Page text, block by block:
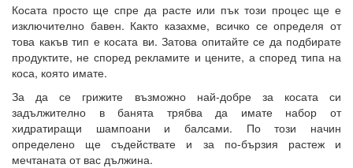
Косата просто ще спре да расте или пък този процес ще е
изключително бавен. Както казахме, всичко се определя от
това какъв тип е косата ви. Затова опитайте се да подбирате
продуктите, не според рекламите и цените, а според типа на
коса, която имате.
За да се грижите възможно най-добре за косата си
задължително в банята трябва да имате набор от
хидратиращи шампоани и балсами. По този начин
определено ще съдействате и за по-бързия растеж и
мечтаната от вас дължина.